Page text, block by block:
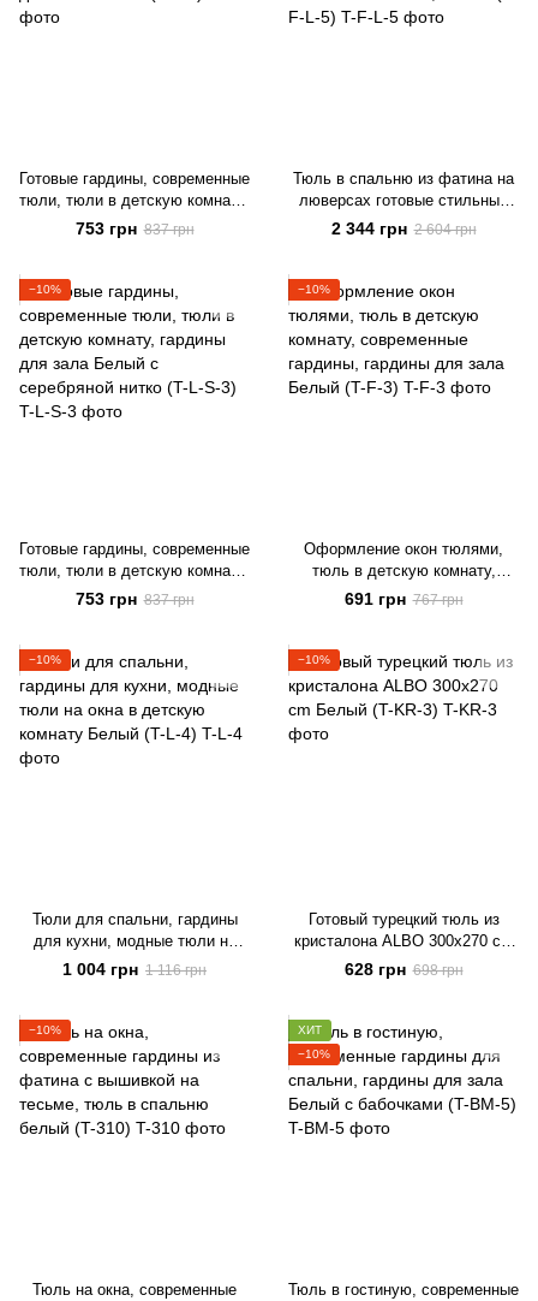
Готовые гардины, современные
тюли, тюли в детскую комнату,
гардины для зала Белый (T-L-
753 грн 837 грн
Тюль в спальню из фатина на
люверсах готовые стильные
тюли, ALBO 500x270 cm,
белый (T-F-L-5)
2 344 грн 2 604 грн
−10%
Готовые гардины, современные
тюли, тюли в детскую комнату,
гардины для зала Белый с
серебряной нитко (T-L-S-3)
753 грн 837 грн
−10%
Оформление окон тюлями,
тюль в детскую комнату,
современные гардины,
гардины для зала Белый (T-F-
691 грн 767 грн
−10%
Тюли для спальни, гардины
для кухни, модные тюли на
окна в детскую комнату Белый
(T-L-4)
1 004 грн 1 116 грн
−10%
Готовый турецкий тюль из
кристалона ALBO 300x270 cm
Белый (T-KR-3)
628 грн 698 грн
−10%
Тюль на окна, современные
ХИТ
−10%
Тюль в гостиную, современные